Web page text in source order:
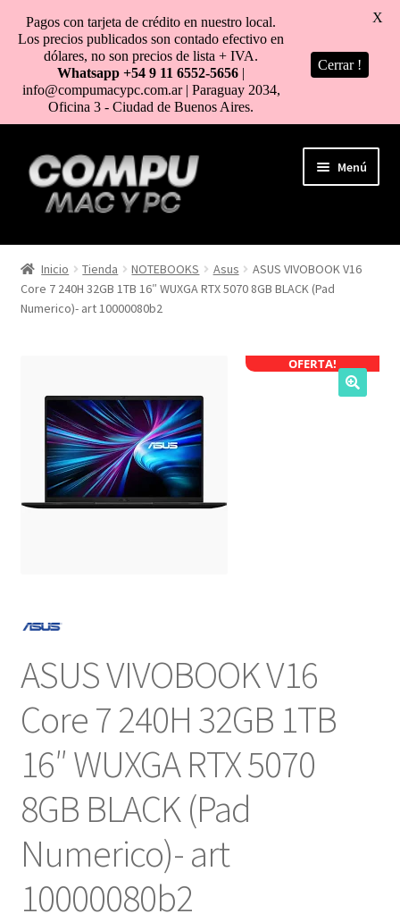
al
contenido
Menú
HOME
TIENDA
NOSOTROS
SERVICIOS
Inicio Tienda NOTEBOOKS Asus
ASUS VIVOBOOK V16
Core 7 240H 32GB 1TB 16″ WUXGA RTX 5070 8GB BLACK (Pad
Numerico)- art 10000080b2
OFERTA!
ASUS VIVOBOOK V16
Core 7 240H 32GB 1TB
16″ WUXGA RTX 5070
8GB BLACK (Pad
Numerico)- art
10000080b2
Pagos con tarjeta de crédito en nuestro local.
Los precios publicados son contado efectivo en
dólares, no son precios de lista + IVA.
Whatsapp +54 9 11 6552-5656 |
info@compumacypc.com.ar | Paraguay 2034,
Oficina 3 - Ciudad de Buenos Aires.
Cerrar !
X